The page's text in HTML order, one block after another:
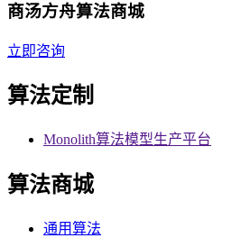
商汤方舟算法商城
立即咨询
算法定制
Monolith算法模型生产平台
算法商城
通用算法